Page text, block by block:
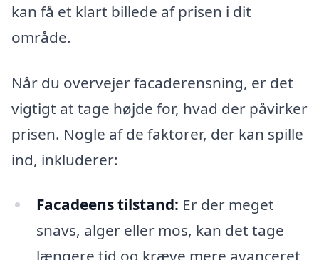
kan få et klart billede af prisen i dit
område.
Når du overvejer facaderensning, er det
vigtigt at tage højde for, hvad der påvirker
prisen. Nogle af de faktorer, der kan spille
ind, inkluderer:
Facadeens tilstand: Er der meget
snavs, alger eller mos, kan det tage
længere tid og kræve mere avanceret